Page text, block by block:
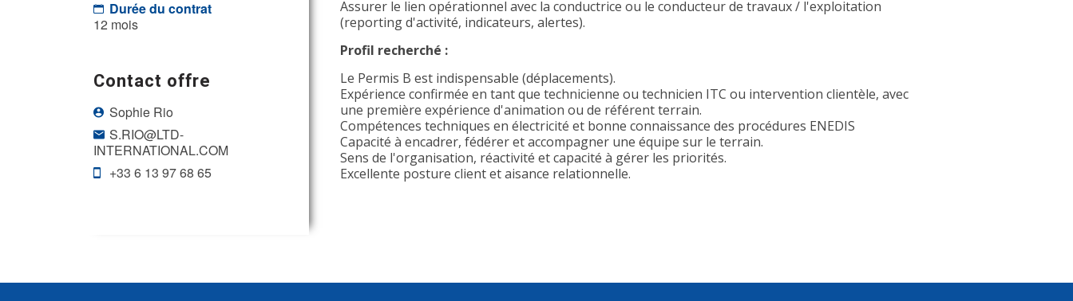
Durée du contrat
12 mois
Contact offre
Sophie Rio
S.RIO@LTD-
INTERNATIONAL.COM
+33 6 13 97 68 65
Assurer le lien opérationnel avec la conductrice ou le conducteur de travaux / l'exploitation
(reporting d'activité, indicateurs, alertes).
Profil recherché :
Le Permis B est indispensable (déplacements).
Expérience confirmée en tant que technicienne ou technicien ITC ou intervention clientèle, avec
une première expérience d'animation ou de référent terrain.
Compétences techniques en électricité et bonne connaissance des procédures ENEDIS
Capacité à encadrer, fédérer et accompagner une équipe sur le terrain.
Sens de l'organisation, réactivité et capacité à gérer les priorités.
Excellente posture client et aisance relationnelle.